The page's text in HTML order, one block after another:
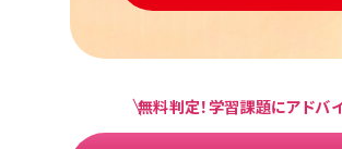
無料判定！学習課題にアドバ